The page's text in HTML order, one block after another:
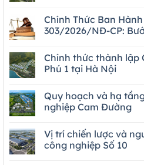
Chính Thức Ban
303/2026/NĐ-CP:
Chính thức thành lập
Phú 1 tại Hà Nội
Quy hoạch và hạ
nghiệp Cam Đường
Vị trí chiến lược và
công nghiệp Số 10